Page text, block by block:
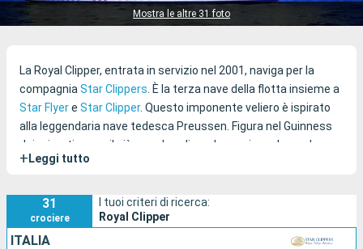
Mostra le altre 31 foto
Porti Compagnie
La Royal Clipper, entrata in servizio nel 2001, naviga per la
compagniaStar Clippers. È la terza nave della flotta insieme a
Star Flyere Star Clipper. Questo imponente veliero è ispirato
alla leggendaria nave tedesca Preussen. Figura nel Guinness
dei primati come il più grande veliero da crociera al mondo con
armamento a vele quadre.
+ Leggi tutto
31
crociere
I tuoi criteri di ricerca:
Royal Clipper
ITALIA